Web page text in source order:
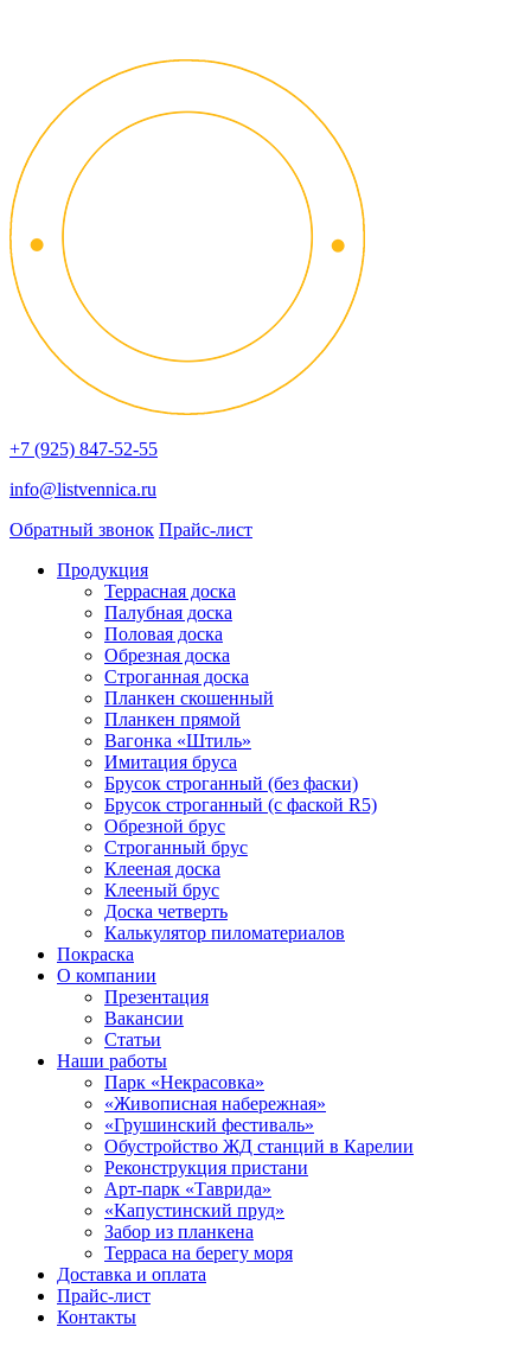
+7 (925) 847-52-55
info@listvennica.ru
Обратный звонок Прайс-лист
Продукция
Террасная доска
Палубная доска
Половая доска
Обрезная доска
Строганная доска
Планкен скошенный
Планкен прямой
Вагонка «Штиль»
Имитация бруса
Брусок строганный (без фаски)
Брусок строганный (с фаской R5)
Обрезной брус
Строганный брус
Клееная доска
Клееный брус
Доска четверть
Калькулятор пиломатериалов
Покраска
О компании
Презентация
Вакансии
Статьи
Наши работы
Парк «Некрасовка»
«Живописная набережная»
«Грушинский фестиваль»
Обустройство ЖД станций в Карелии
Реконструкция пристани
Арт-парк «Таврида»
«Капустинский пруд»
Забор из планкена
Терраса на берегу моря
Доставка и оплата
Прайс-лист
Контакты